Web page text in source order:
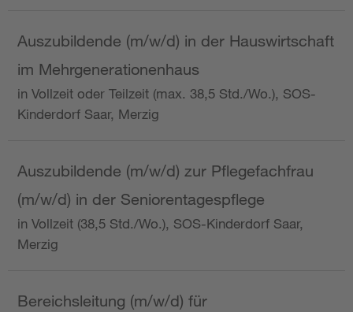
Auszubildende (m/w/d) in der Hauswirtschaft
im Mehrgenerationenhaus
in Vollzeit oder Teilzeit (max. 38,5 Std./Wo.), SOS-
Kinderdorf Saar, Merzig
Auszubildende (m/w/d) zur Pflegefachfrau
(m/w/d) in der Seniorentagespflege
in Vollzeit (38,5 Std./Wo.), SOS-Kinderdorf Saar,
Merzig
Bereichsleitung (m/w/d) für